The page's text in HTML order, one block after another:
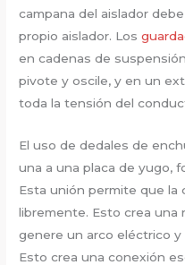
campana del aislador
propio aislador. Los
en cadenas de
pivote y oscile, y en un
toda la tensión del
El uso de dedales de
una a una placa de yugo,
Esta unión permite que la
libremente. Esto crea una
genere un arco eléctrico
Esto crea una conexión